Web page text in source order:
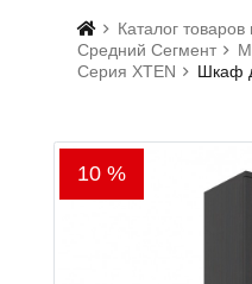
Каталог
Средний Сегмент
Серия XTEN
Шкаф
10 %